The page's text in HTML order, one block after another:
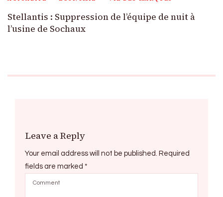
Stellantis : Suppression de l’équipe de nuit à
l’usine de Sochaux
Leave a Reply
Your email address will not be published. Required
fields are marked *